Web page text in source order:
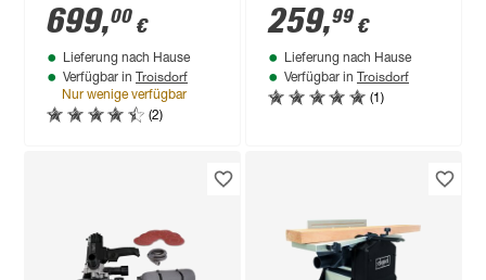
W
699,00 €
Lieferung nach Hause
Verfügbar in Troisdorf
Nur wenige verfügbar
(2)
259,99 €
Lieferung nach Hause
Verfügbar in Troisdorf
(1)